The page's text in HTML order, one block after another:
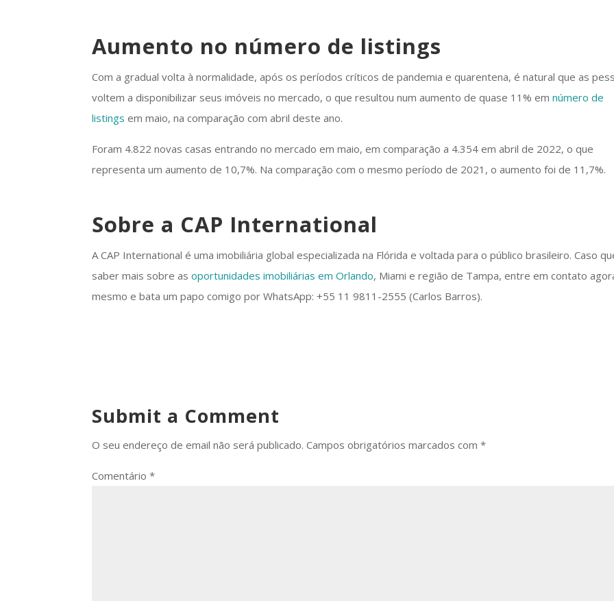
Aumento no número de listings
Com a gradual volta à normalidade, após os períodos críticos de pandemia e quarentena, é natural que as
voltem a disponibilizar seus imóveis no mercado, o que resultou num aumento de quase 11% emnúmero de
listings em maio, na comparação com abril deste ano.
Foram 4.822 novas casas entrando no mercado em maio, em comparação a 4.354 em abril de 2022, o que
representa um aumento de 10,7%. Na comparação com o mesmo período de 2021, o aumento foi de 11,7%.
Sobre a CAP International
A CAP International é uma imobiliária global especializada na Flórida e voltada para o público brasileiro. Caso
saber mais sobre asoportunidades imobiliárias em Orlando, Miami e região de Tampa, entre em contato
mesmo e bata um papo comigo por WhatsApp: +55 11 9811-2555 (Carlos Barros).
Submit a Comment
O seu endereço de email não será publicado. Campos obrigatórios marcados com*
Comentário*